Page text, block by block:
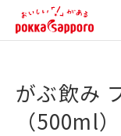
がぶ飲み
（500ml）